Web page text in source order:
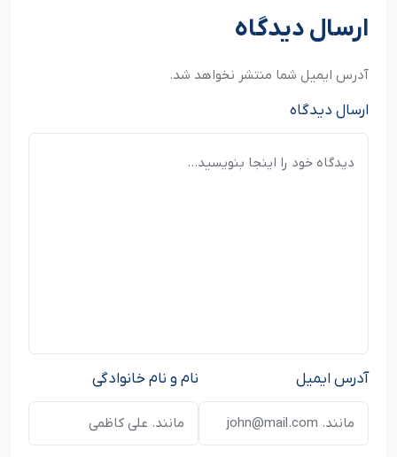
ارسال دیدگاه
آدرس ایمیل شما منتشر نخواهد شد.
ارسال دیدگاه
نام و نام خانوادگی آدرس ایمیل